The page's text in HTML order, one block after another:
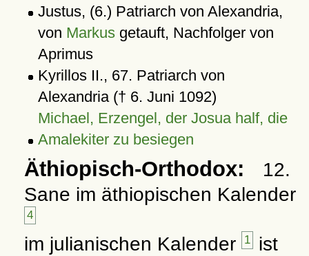
Justus, (6.) Patriarch von Alexandria,
von Markusgetauft, Nachfolger von
Aprimus
Kyrillos II., 67. Patriarch von
Alexandria († 6. Juni 1092)
Michael, Erzengel, der Josua half, die
Amalekiter zu besiegen
Äthiopisch-Orthodox:
12.
Sane im äthiopischen Kalender
4
im julianischen Kalender 1 ist